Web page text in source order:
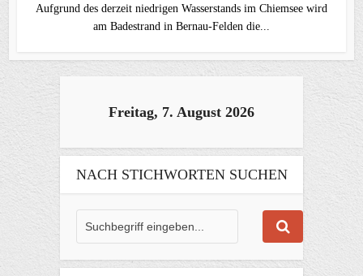
Aufgrund des derzeit niedrigen Wasserstands im Chiemsee wird
am Badestrand in Bernau-Felden die...
Freitag, 7. August 2026
NACH STICHWORTEN SUCHEN